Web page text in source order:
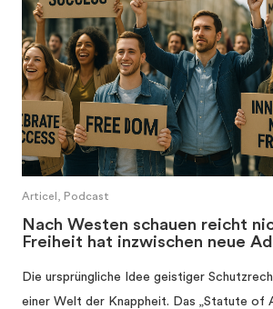
Articel, Podcast
Nach Westen schauen reicht
Freiheit hat inzwischen neue
Die ursprüngliche Idee geistiger
einer Welt der Knappheit. Das „Statute of